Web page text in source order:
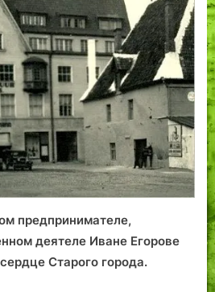
предпринимателе,
деятеле Иване Егорове
Старого города.